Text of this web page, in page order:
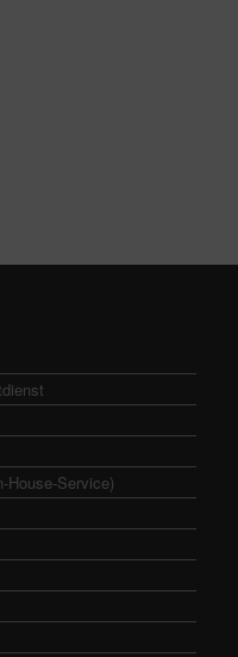
House-Service)